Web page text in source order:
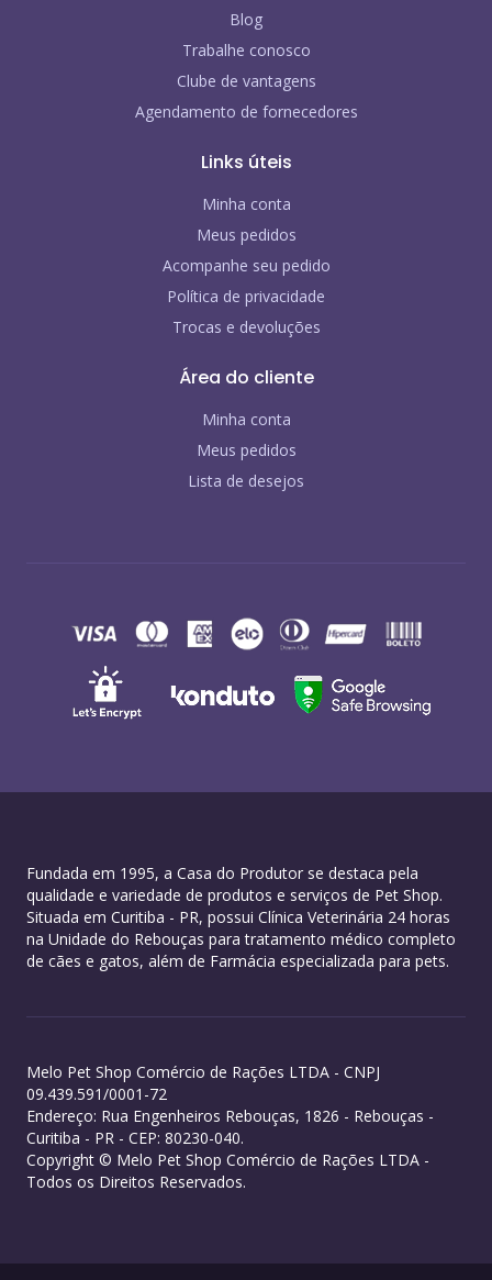
Blog
Trabalhe conosco
Clube de vantagens
Agendamento de fornecedores
Links úteis
Minha conta
Meus pedidos
Acompanhe seu pedido
Política de privacidade
Trocas e devoluções
Área do cliente
Minha conta
Meus pedidos
Lista de desejos
Fundada em 1995, a Casa do Produtor se destaca pela
qualidade e variedade de produtos e serviços de Pet Shop.
Situada em Curitiba - PR, possui Clínica Veterinária 24 horas
na Unidade do Rebouças para tratamento médico completo
de cães e gatos, além de Farmácia especializada para pets.
Melo Pet Shop Comércio de Rações LTDA - CNPJ
09.439.591/0001-72
Endereço: Rua Engenheiros Rebouças, 1826 - Rebouças -
Curitiba - PR - CEP: 80230-040.
Copyright © Melo Pet Shop Comércio de Rações LTDA -
Todos os Direitos Reservados.